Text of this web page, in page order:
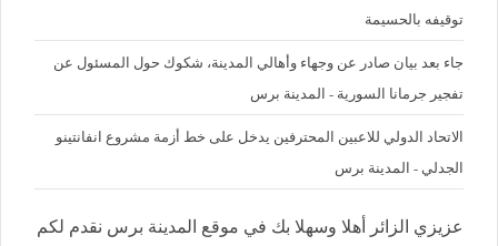
توقيفه بالحسيمة
جاء بعد بيان صادر عن وجهاء وأهالي المدينة، شكوك حول المسئول عن
تفجير جرمانا السورية - المدينة برس
الاتحاد الدولي للاعبين المحترفين يدخل على خط أزمة مشروع انفانتينو
الجدلي - المدينة برس
عزيزي الزائر أهلا وسهلا بك في موقع المدينة برس نقدم لكم